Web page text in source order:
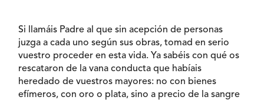
Si llamáis Padre al que sin acepción de personas
juzga a cada uno según sus obras, tomad en serio
vuestro proceder en esta vida. Ya sabéis con qué os
rescataron de la vana conducta que habíais
heredado de vuestros mayores: no con bienes
efímeros, con oro o plata, sino a precio de la sangre